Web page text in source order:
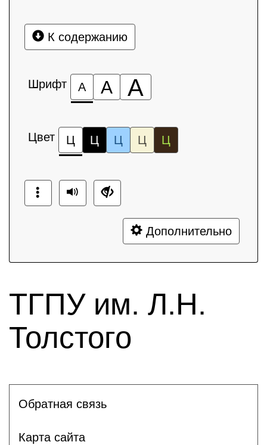
К содержанию
Шрифт А А А
Цвет Ц Ц Ц Ц Ц
Дополнительно
ТГПУ им. Л.Н.
Толстого
Обратная связь
Карта сайта